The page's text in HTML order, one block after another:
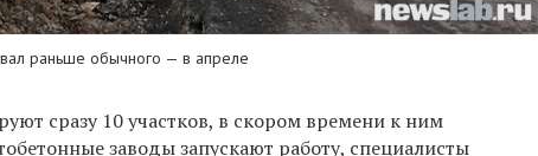
раньше обычного — в апреле
сразу 10 участков, в скором времени к ним
заводы запускают работу, специалисты